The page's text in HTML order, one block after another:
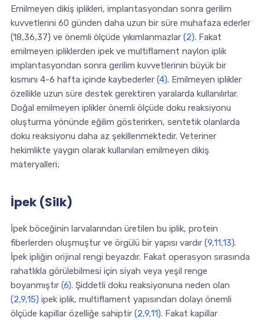
Emilmeyen dikiş iplikleri, implantasyondan sonra gerilim
kuvvetlerini 60 günden daha uzun bir süre muhafaza ederler
(18,36,37) ve önemli ölçüde yıkımlanmazlar (2). Fakat
emilmeyen ipliklerden ipek ve multiflament naylon iplik
implantasyondan sonra gerilim kuvvetlerinin büyük bir
kısmını 4-6 hafta içinde kaybederler (4). Emilmeyen iplikler
özellikle uzun süre destek gerektiren yaralarda kullanılırlar.
Doğal emilmeyen iplikler önemli ölçüde doku reaksiyonu
oluşturma yönünde eğilim gösterirken, sentetik olanlarda
doku reaksiyonu daha az şekillenmektedir. Veteriner
hekimlikte yaygın olarak kullanılan emilmeyen dikiş
materyalleri;
İpek (Silk)
İpek böceğinin larvalarından üretilen bu iplik, protein
fiberlerden oluşmuştur ve örgülü bir yapısı vardır (9,11,13).
İpek ipliğin orijinal rengi beyazdır. Fakat operasyon sırasında
rahatlıkla görülebilmesi için siyah veya yeşil renge
boyanmıştır (6). Şiddetli doku reaksiyonuna neden olan
(2,9,15) ipek iplik, multiflament yapısından dolayı önemli
ölçüde kapillar özelliğe sahiptir (2,9,11). Fakat kapillar